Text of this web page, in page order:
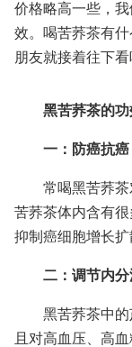
价格略高一些，
效。喝苦荞茶有
朋友就接着往下看
黑苦荞茶的功
一：防癌抗癌
常喝黑苦荞
苦荞茶体内含有
抑制癌细胞增长扩
二：调节内
黑苦荞茶中
且对高血压、高